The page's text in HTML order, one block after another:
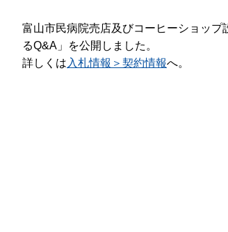
富山市民病院売店及びコーヒーショッ
るQ&A 」を公開しました。
詳しくは 入札情報＞契約情報へ。